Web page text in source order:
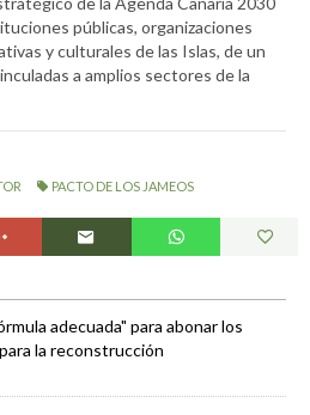
públicas, organizaciones
y culturales de las Islas, de un
a amplios sectores de la
PACTO DE LOS JAMEOS
adecuada" para abonar los
la reconstrucción